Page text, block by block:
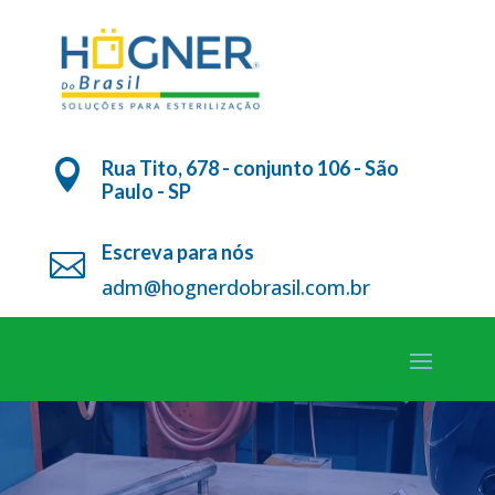

Rua Tito, 678 - conjunto 106 - São
Paulo - SP
 Escreva para nós
adm@hognerdobrasil.com.br
Tocador
de